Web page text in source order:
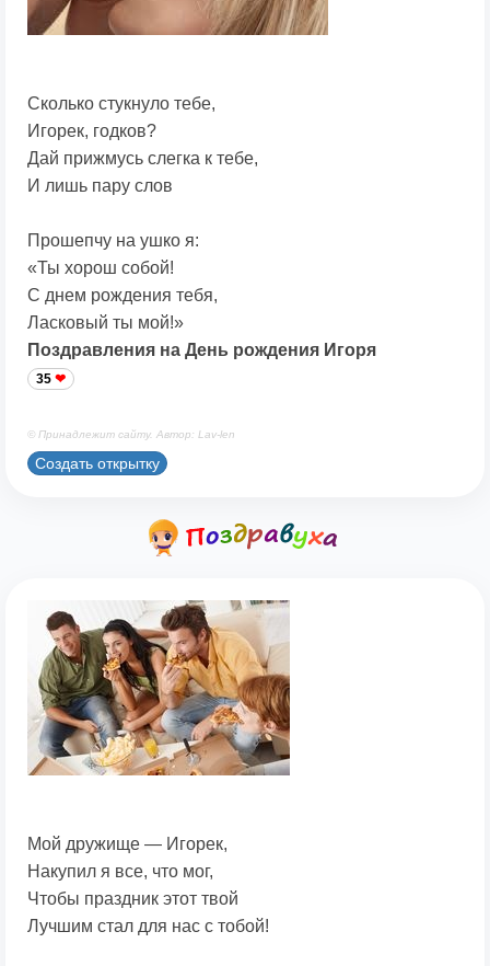
Сколько стукнуло тебе,
Игорек, годков?
Дай прижмусь слегка к тебе,
И лишь пару слов
Прошепчу на ушко я:
«Ты хорош собой!
С днем рождения тебя,
Ласковый ты мой!»
Поздравления на День рождения Игоря
35
© Принадлежит сайту. Автор: Lav-len
Создать открытку
Мой дружище — Игорек,
Накупил я все, что мог,
Чтобы праздник этот твой
Лучшим стал для нас с тобой!